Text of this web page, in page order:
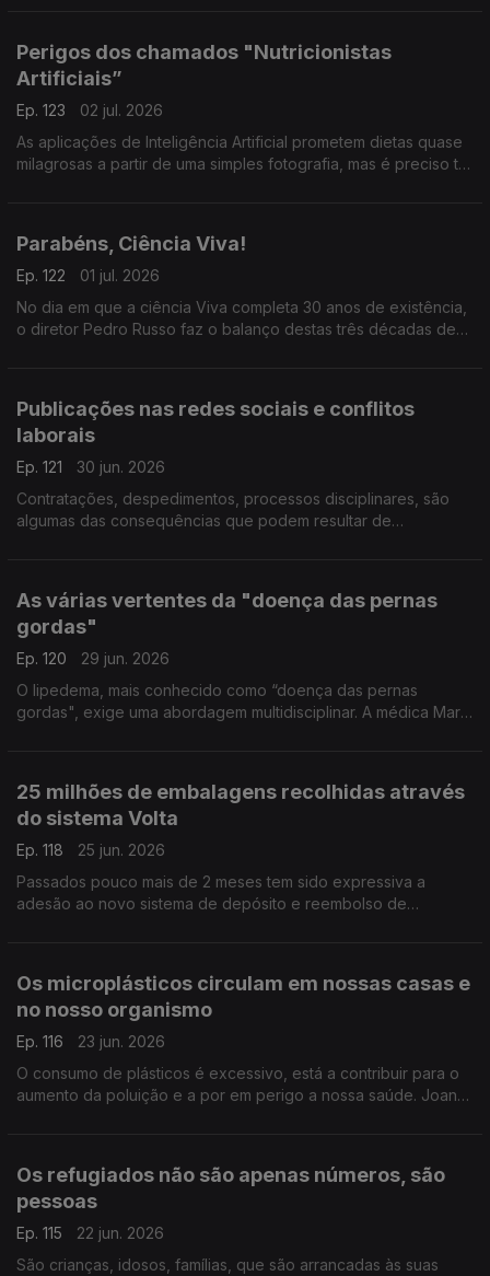
Perigos dos chamados "Nutricionistas
Artificiais”
Ep. 123
02 jul. 2026
As aplicações de Inteligência Artificial prometem dietas quase
milagrosas a partir de uma simples fotografia, mas é preciso ter
Parabéns, Ciência Viva!
Ep. 122
01 jul. 2026
No dia em que a ciência Viva completa 30 anos de existência,
o diretor Pedro Russo faz o balanço destas três décadas de
Publicações nas redes sociais e conflitos
laborais
Ep. 121
30 jun. 2026
Contratações, despedimentos, processos disciplinares, são
algumas das consequências que podem resultar de
As várias vertentes da "doença das pernas
gordas"
Ep. 120
29 jun. 2026
O lipedema, mais conhecido como “doença das pernas
gordas", exige uma abordagem multidisciplinar. A médica Marta
25 milhões de embalagens recolhidas através
do sistema Volta
Ep. 118
25 jun. 2026
Passados pouco mais de 2 meses tem sido expressiva a
adesão ao novo sistema de depósito e reembolso de
Os microplásticos circulam em nossas casas e
no nosso organismo
Ep. 116
23 jun. 2026
O consumo de plásticos é excessivo, está a contribuir para o
aumento da poluição e a por em perigo a nossa saúde. Joana
Os refugiados não são apenas números, são
pessoas
Ep. 115
22 jun. 2026
São crianças, idosos, famílias, que são arrancadas às suas